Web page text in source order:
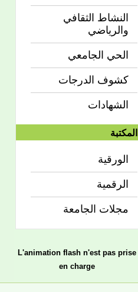
النشاط الثقافي
والرياضي
الحي الجامعي
كشوف الدرجات
الشهادات
المكتبة
الورقية
الرقمية
مجلات الجامعة
L'animation flash n'est pas prise
en charge